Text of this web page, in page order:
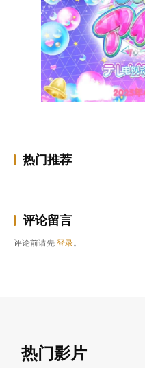
热门推荐
评论留言
评论前请先 登录。
热门影片